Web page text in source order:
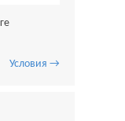
Условия →